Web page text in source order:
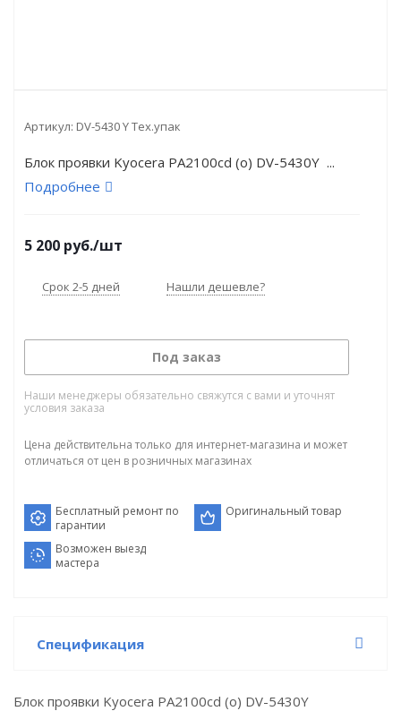
Артикул: DV-5430 Y Тех.упак
Блок проявки Kyocera PA2100cd (o) DV-5430Y ...
Подробнее
5 200 руб./шт
Срок 2-5 дней Нашли дешевле?
Под заказ
Наши менеджеры обязательно свяжутся с вами и уточнят
условия заказа
Цена действительна только для интернет-магазина и может
отличаться от цен в розничных магазинах
Бесплатный ремонт по
гарантии
Оригинальный товар
Возможен выезд
мастера
Спецификация
Блок проявки Kyocera PA2100cd (o) DV-5430Y